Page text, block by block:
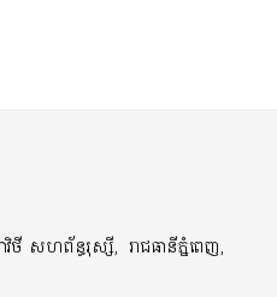
វិថី សហព័ន្ធរុស្សី, រាជធានីភ្នំពេញ,